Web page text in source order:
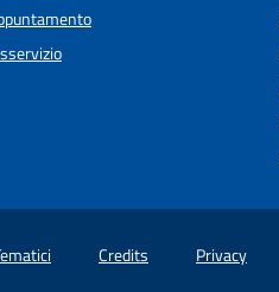
Credits Privacy